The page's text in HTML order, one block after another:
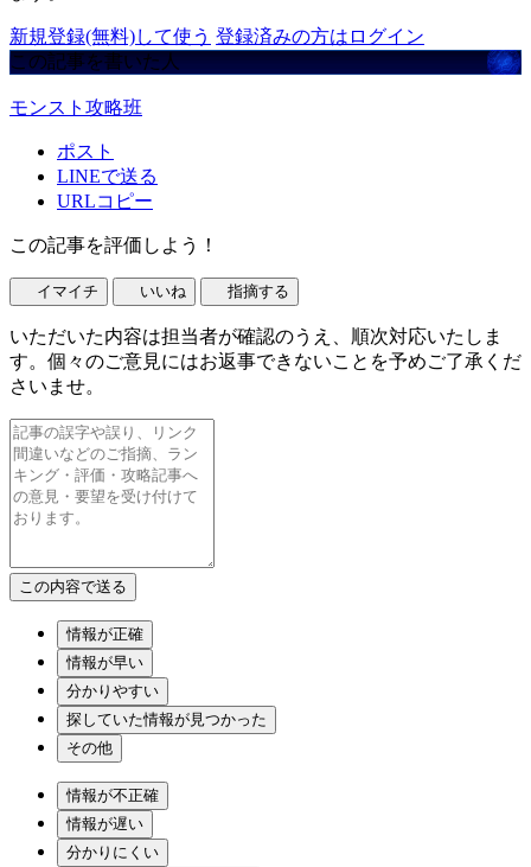
新規登録(無料)して使う 登録済みの方はログイン
この記事を書いた人
モンスト攻略班
ポスト
LINEで送る
URLコピー
この記事を評価しよう！
イマイチ いいね 指摘する
いただいた内容は担当者が確認のうえ、順次対応いたしま
す。個々のご意見にはお返事できないことを予めご了承くだ
さいませ。
情報が正確
情報が早い
分かりやすい
探していた情報が見つかった
その他
情報が不正確
情報が遅い
分かりにくい